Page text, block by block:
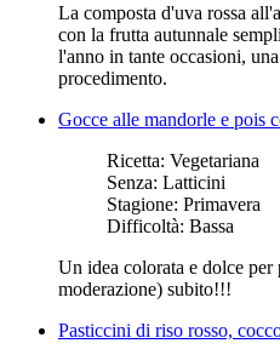
La composta d'uva rossa
con la frutta autunnale
l'anno in tante occasioni,
procedimento.
Gocce alle mandorle e pois
Ricetta: Vegetariana
Senza: Latticini
Stagione: Primavera
Difficoltà: Bassa
Un idea colorata e dolce per
moderazione) subito!!!
Pasticcini di riso rosso,